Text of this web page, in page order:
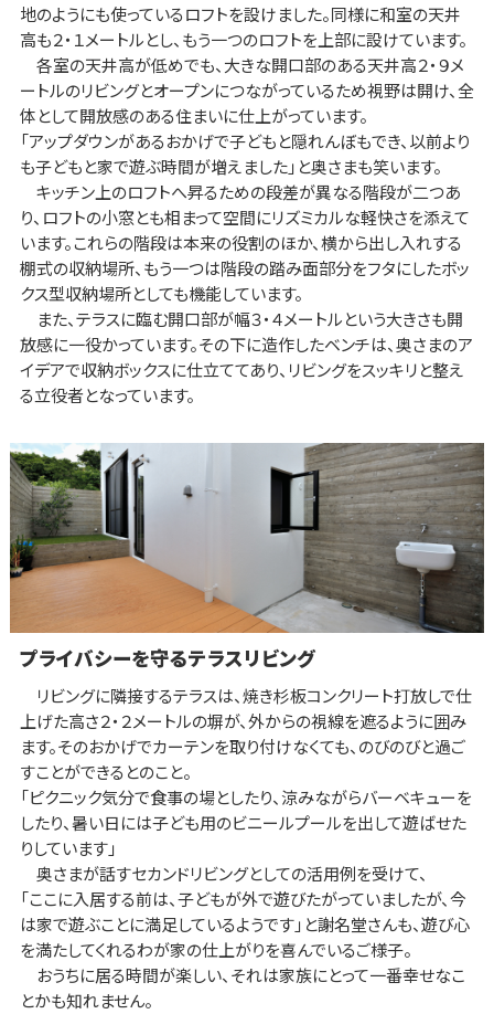
地のようにも使っているロフトを設けました。同様に和室の天井
高も２・１メートルとし、もう一つのロフトを上部に設けています。
各室の天井高が低めでも、大きな開口部のある天井高２・９メ
ートルのリビングとオープンにつながっているため視野は開け、全
体として開放感のある住まいに仕上がっています。
「アップダウンがあるおかげで子どもと隠れんぼもでき、以前より
も子どもと家で遊ぶ時間が増えました」と奥さまも笑います。
キッチン上のロフトへ昇るための段差が異なる階段が二つあ
り、ロフトの小窓とも相まって空間にリズミカルな軽快さを添えて
います。これらの階段は本来の役割のほか、横から出し入れする
棚式の収納場所、もう一つは階段の踏み面部分をフタにしたボッ
クス型収納場所としても機能しています。
また、テラスに臨む開口部が幅３・４メートルという大きさも開
放感に一役かっています。その下に造作したベンチは、奥さまのア
イデアで収納ボックスに仕立ててあり、リビングをスッキリと整え
る立役者となっています。
プライバシーを守るテラスリビング
リビングに隣接するテラスは、焼き杉板コンクリート打放しで仕
上げた高さ２・２メートルの塀が、外からの視線を遮るように囲み
ます。そのおかげでカーテンを取り付けなくても、のびのびと過ご
すことができるとのこと。
「ピクニック気分で食事の場としたり、涼みながらバーベキューを
したり、暑い日には子ども用のビニールプールを出して遊ばせた
りしています」
奥さまが話すセカンドリビングとしての活用例を受けて、
「ここに入居する前は、子どもが外で遊びたがっていましたが、今
は家で遊ぶことに満足しているようです」と謝名堂さんも、遊び心
を満たしてくれるわが家の仕上がりを喜んでいるご様子。
おうちに居る時間が楽しい、それは家族にとって一番幸せなこ
とかも知れません。